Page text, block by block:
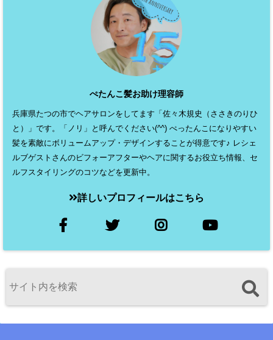
ぺたんこ髪お助け理容師
兵庫県たつの市でヘアサロンをしてます「佐々木規史（ささきのりひ
と）」です。「ノリ」と呼んでください(^^) ぺったんこになりやすい
髪を素敵にボリュームアップ・デザインすることが得意です♪ レシェ
ルブゲストさんのビフォーアフターやヘアに関するお役立ち情報、セ
ルフスタイリングのコツなどを更新中。
詳しいプロフィールはこちら